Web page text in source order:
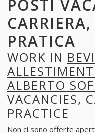
POSTI
PRATICA
WORK IN
ALBERTO
VACANCIES,
PRACTICE
Non ci sono offerte